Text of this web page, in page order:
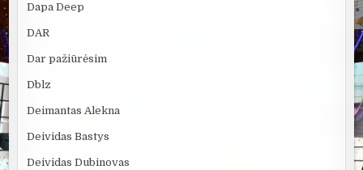
Dapa Deep
DAR
Dar pažiūrėsim
Dblz
Deimantas Alekna
Deividas Bastys
Deividas Dubinovas